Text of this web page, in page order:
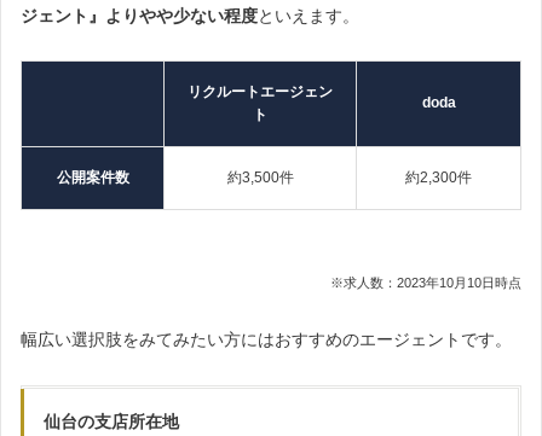
ジェント』よりやや少ない程度といえます。
リクルートエージェン
ト
doda
公開案件数 約3,500件 約2,300件
※求人数：2023年10月10日時点
幅広い選択肢をみてみたい方にはおすすめのエージェントです。
仙台の支店所在地